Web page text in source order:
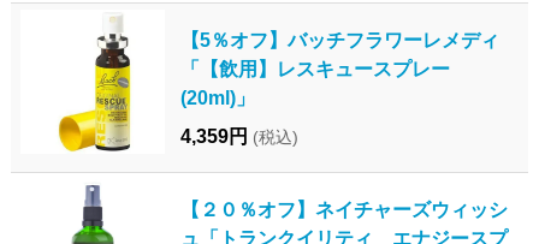
【5％オフ】バッチフラワーレメディ
「【飲用】レスキュースプレー
(20ml)」
4,359円 (税込)
【２０％オフ】ネイチャーズウィッシ
ュ「トランクイリティ エナジースプ